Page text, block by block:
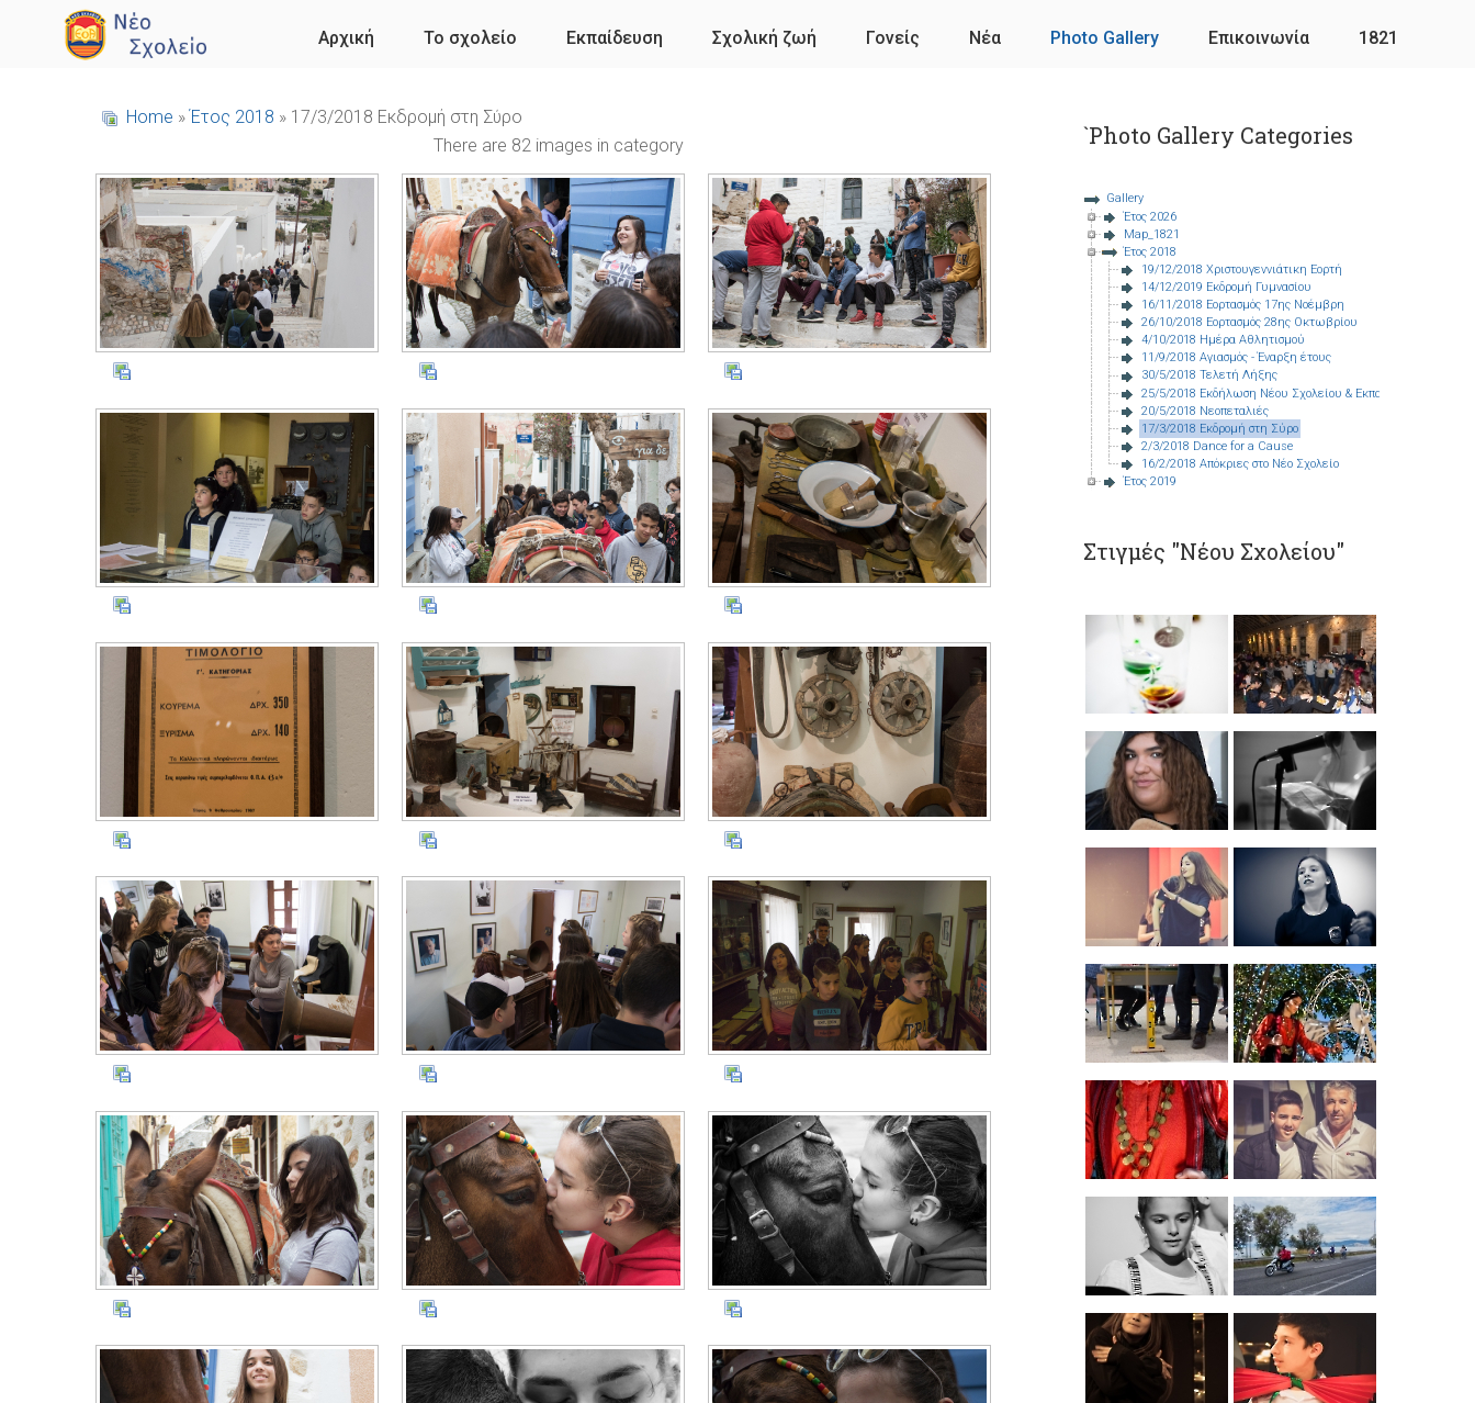
Αρχική Το σχολείο Εκπαίδευση Σχολική ζωή Γονείς Νέα Photo Gallery Επικοινωνία 1821
Home »Έτος 2018 » 17/3/2018 Εκδρομή στη Σύρο
There are 82 images in category
`Photo Gallery Categories
Gallery
Έτος 2026
Map_1821
Έτος 2018
19/12/2018 Χριστουγεννιάτικη Εορτή
14/12/2019 Εκδρομή Γυμνασίου
16/11/2018 Εορτασμός 17ης Νοέμβρη
26/10/2018 Εορτασμός 28ης Οκτωβρίου
4/10/2018 Ημέρα Αθλητισμού
11/9/2018 Αγιασμός - Έναρξη έτους
30/5/2018 Τελετή Λήξης
25/5/2018 Εκδήλωση Νέου Σχολείου & Εκπαιδευτηρίων
20/5/2018 Νεοπεταλιές
17/3/2018 Εκδρομή στη Σύρο
2/3/2018 Dance for a Cause
16/2/2018 Απόκριες στο Νέο Σχολείο
Έτος 2019
Στιγμές "Νέου Σχολείου"